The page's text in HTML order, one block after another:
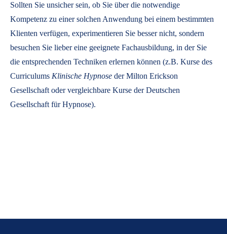
Sollten Sie unsicher sein, ob Sie über die notwendige
Kompetenz zu einer solchen Anwendung bei einem bestimmten
Klienten verfügen, experimentieren Sie besser nicht, sondern
besuchen Sie lieber eine geeignete Fachausbildung, in der Sie
die entsprechenden Techniken erlernen können (z.B. Kurse des
Curriculums Klinische Hypnose der Milton Erickson
Gesellschaft oder vergleichbare Kurse der Deutschen
Gesellschaft für Hypnose).